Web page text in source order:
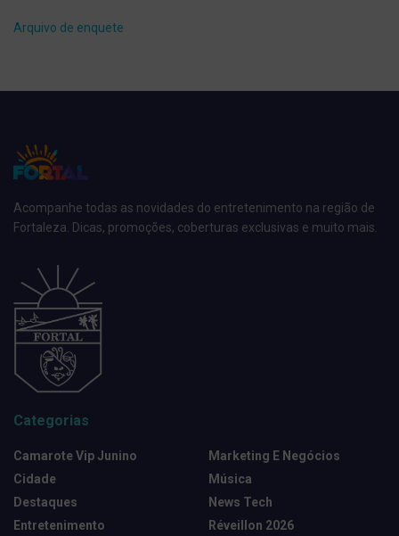
Arquivo de enquete
Acompanhe todas as novidades do entretenimento na região de
Fortaleza. Dicas, promoções, coberturas exclusivas e muito mais.
Categorias
Camarote Vip Junino
Cidade
Destaques
Entretenimento
Marketing E Negócios
Música
News Tech
Réveillon 2026